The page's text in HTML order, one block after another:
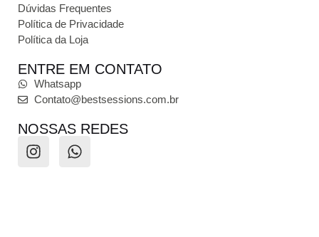
Dúvidas Frequentes
Política de Privacidade
Política da Loja
ENTRE EM CONTATO
Whatsapp
Contato@bestsessions.com.br
NOSSAS REDES